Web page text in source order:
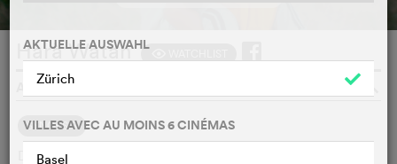
Harà Watan
AKIO FUJIMOTO, JAPON, FRANCE, MALAISIE, 2025
SYNOPSIS
Dans l'espoir de retrouver leur famille dispersée, Shafi, 4
AKTUELLE AUSWAHL
Zürich
VILLES AVEC AU MOINS 6 CINÉMAS
Basel